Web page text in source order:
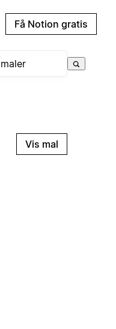
Få Notion gratis
Vis mal